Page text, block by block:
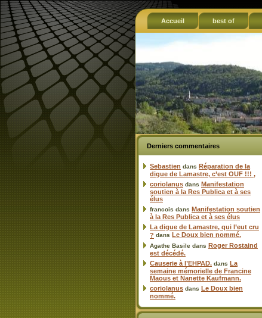
Accueil best of
Derniers commentaires
Sebastien dans Réparation de la
digue de Lamastre, c’est OUF !!! ,
coriolanus dans Manifestation
soutien à la Res Publica et à ses
élus
francois dans Manifestation soutien
à la Res Publica et à ses élus
La digue de Lamastre, qui l’eut cru
? dans Le Doux bien nommé.
Agathe Basile dans Roger Rostaind
est décédé.
Causerie à l’EHPAD. dans La
semaine mémorielle de Francine
Maous et Nanette Kaufmann.
coriolanus dans Le Doux bien
nommé.